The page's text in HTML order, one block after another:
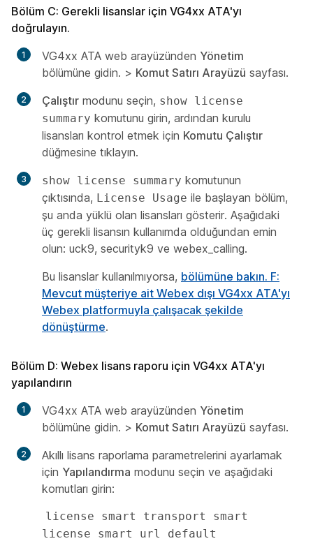
Bölüm C: Gerekli lisanslar için VG4xx ATA'yı
doğrulayın.
VG4xx ATA web arayüzünden Yönetim
bölümüne gidin. > Komut Satırı Arayüzü sayfası.
Çalıştır modunu seçin, show license
summary komutunu girin, ardından kurulu
lisansları kontrol etmek için Komutu Çalıştır
düğmesine tıklayın.
show license summary komutunun
çıktısında, License Usage ile başlayan bölüm,
şu anda yüklü olan lisansları gösterir. Aşağıdaki
üç gerekli lisansın kullanımda olduğundan emin
olun: uck9, securityk9 ve webex_calling.
Bu lisanslar kullanılmıyorsa, bölümüne bakın. F:
Mevcut müşteriye ait Webex dışı VG4xx ATA'yı
Webex platformuyla çalışacak şekilde
dönüştürme.
Bölüm D: Webex lisans raporu için VG4xx ATA'yı
yapılandırın
VG4xx ATA web arayüzünden Yönetim
bölümüne gidin. > Komut Satırı Arayüzü sayfası.
Akıllı lisans raporlama parametrelerini ayarlamak
için Yapılandırma modunu seçin ve aşağıdaki
komutları girin:
license smart transport smart
license smart url default